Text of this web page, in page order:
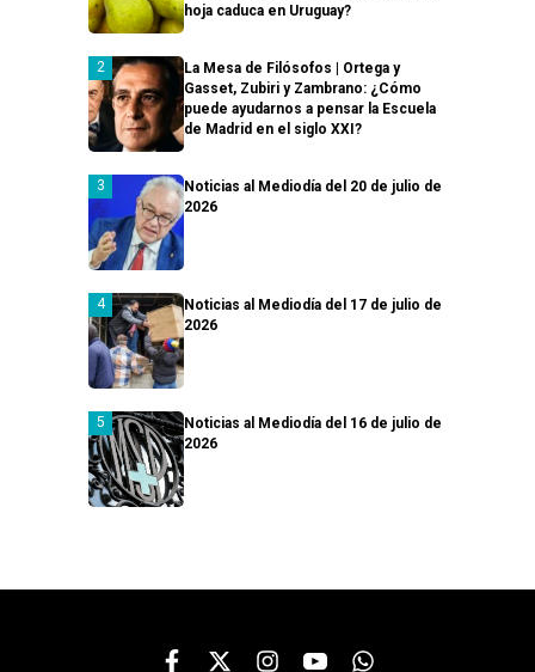
hoja caduca en Uruguay?
La Mesa de Filósofos | Ortega y
Gasset, Zubiri y Zambrano: ¿Cómo
puede ayudarnos a pensar la Escuela
de Madrid en el siglo XXI?
Noticias al Mediodía del 20 de julio de
2026
Noticias al Mediodía del 17 de julio de
2026
Noticias al Mediodía del 16 de julio de
2026